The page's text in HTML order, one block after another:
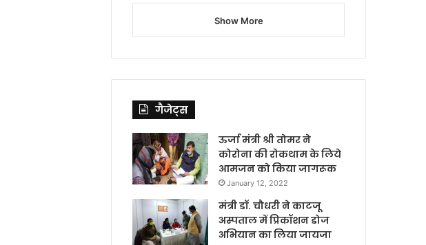
Show More
गैजेट्स
ऊर्जा मंत्री श्री तोमर ने
कोरोना की रोकथाम के लिये
आमजन को किया जागरूक
January 12, 2022
मंत्री डॉ. चौधरी ने काटजू
अस्पताल में प्रिकॉशन डोज
अभियान का लिया जायजा